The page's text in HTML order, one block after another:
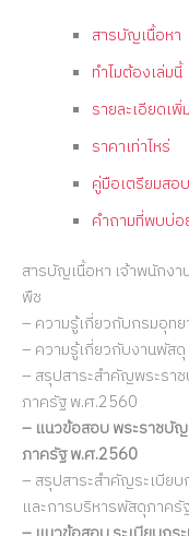
สารบัญเนื้อหา
ทำไมต้องเล่มนี้
รายละเอียดเ
ราคาเท่าไหร่
คู่มือเตรียมสอ
คำถามที่พบบ่อ
สารบัญเนื้อหา เจ้าพนักง
พืช
– ความรู้เกี่ยวกับกรมอุท
– ความรู้เกี่ยวกับงานพัสดุ
– สรุปสาระสำคัญพระร
ภาครัฐ พ.ศ.2560
– แนวข้อสอบ พระราชบั
ภาครัฐ พ.ศ.2560
– สรุปสาระสำคัญระเบีย
และการบริหารพัสดุภาค